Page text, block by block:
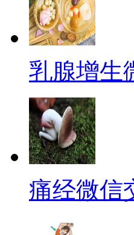
乳腺增生
痛经微信